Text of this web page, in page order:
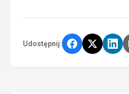
Udostępnij: